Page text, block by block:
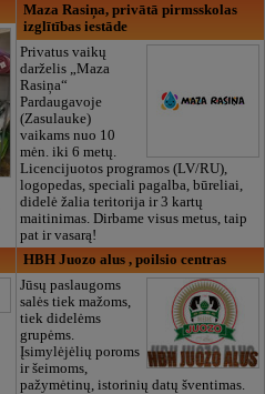
Maza Rasiņa, privātā pirmsskolas
izglītības iestāde
Privatus vaikų
darželis „Maza
Rasiņa“
Pardaugavoje
(Zasulauke)
vaikams nuo 10
mėn. iki 6 metų.
Licencijuotos programos (LV/RU),
logopedas, speciali pagalba, būreliai,
didelė žalia teritorija ir 3 kartų
maitinimas. Dirbame visus metus, taip
pat ir vasarą!
HBH Juozo alus , poilsio centras
Jūsų paslaugoms
salės tiek mažoms,
tiek didelėms
grupėms.
Įsimylėjėlių poroms
ir šeimoms,
pažymėtinų, istorinių datų šventimas.